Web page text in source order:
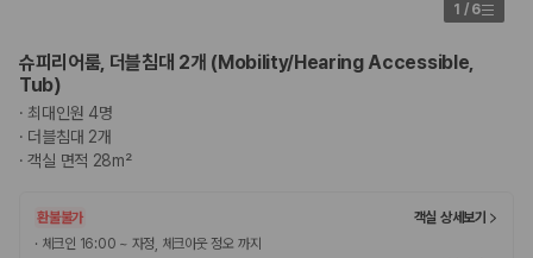
1 / 6
슈피리어룸, 더블침대 2개 (Mobility/Hearing Accessible,
Tub)
· 최대인원 4명
· 더블침대 2개
·객실 면적 28m²
환불불가
객실 상세보기
· 체크인 16:00 ~ 자정, 체크아웃 정오 까지